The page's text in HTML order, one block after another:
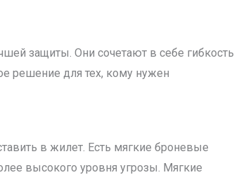
защиты. Они сочетают в себе гибкость
решение для тех, кому нужен
в жилет. Есть мягкие броневые
высокого уровня угрозы. Мягкие